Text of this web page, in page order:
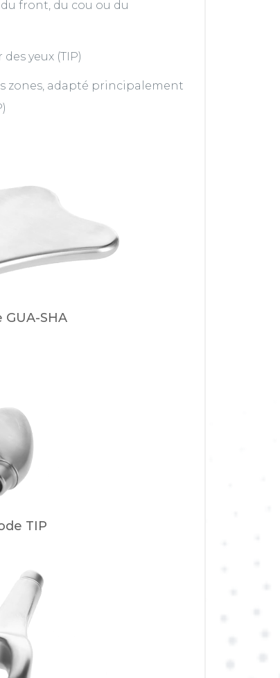
front, du cou ou du
yeux (TIP)
zones, adapté principalement